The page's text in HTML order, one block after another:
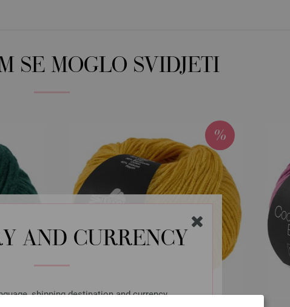
AND CURRENCY
shipping destination and currency.
SE MOGLO SVIDJETI